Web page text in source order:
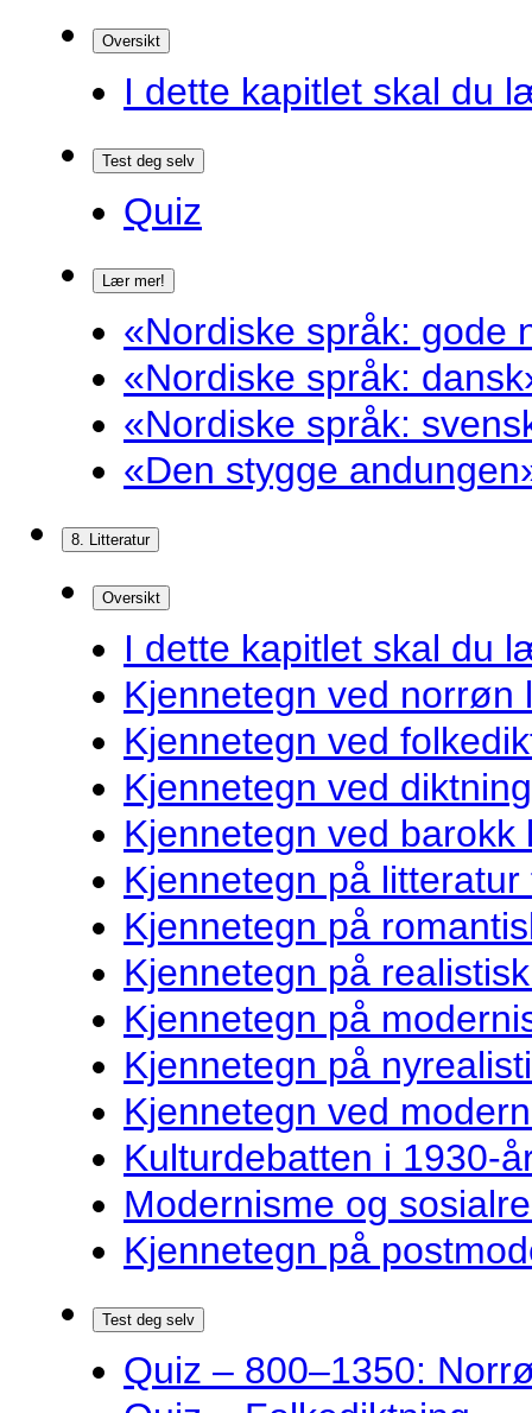
Oversikt
I dette kapitlet skal du
Test deg selv
Quiz
Lær mer!
«Nordiske språk: gode
«Nordiske språk:
«Nordiske språk:
«Den stygge
8. Litteratur
Oversikt
I dette kapitlet skal du
Kjennetegn ved norrøn
Kjennetegn ved
Kjennetegn ved
Kjennetegn ved barokk
Kjennetegn på
Kjennetegn på
Kjennetegn på
Kjennetegn på
Kjennetegn på
Kjennetegn ved
Kulturdebatten i 1930-
Modernisme og
Kjennetegn på
Test deg selv
Quiz – 800–1350: